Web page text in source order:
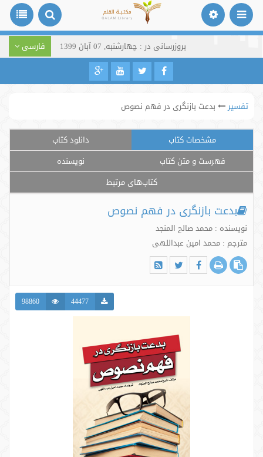
بروزرسانی در : چهارشنبه, 07 آبان 1399 فارسی
تفسیر بدعت بازنگری در فهم نصوص
مشخصات کتاب
دانلود کتاب
فهرست و متن کتاب
نویسنده
کتاب‌های مرتبط
بدعت بازنگری در فهم نصوص
نویسنده : محمد صالح المنجد
مترجم : محمد امین عبداللهی
44477
98860